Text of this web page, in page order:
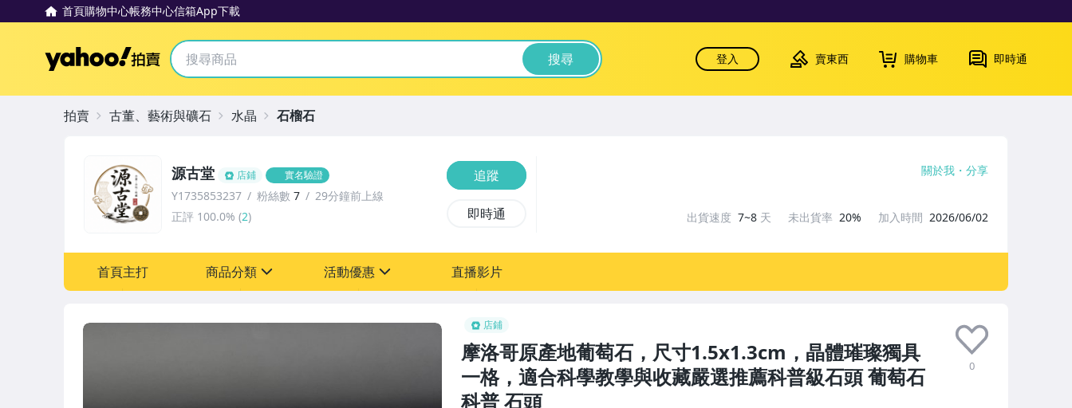
首頁購物中心帳務中心信箱App下載
Yahoo拍賣 搜尋 登入 賣東西 購物車 即時通
店鋪
摩洛哥原產地葡萄石，尺寸1.5x1.3cm，晶體璀璨獨具
一格，適合科學教學與收藏嚴選推薦科普級石頭 葡萄石
科普 石頭
0
源古堂 店鋪 實名驗證
Y1735853237 粉絲數 7
29分鐘前上線
正評 100.0% (2)
追蹤
即時通
關於我 分享
出貨速度 7~8 天 未出貨率 20% 加入時間 2026/06/02
首頁主打 商品分類 活動優惠 直播影片
拍賣 古董、藝術與礦石 水晶 石榴石